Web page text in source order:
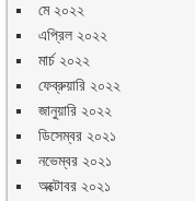
মে ২০২২
এপ্রিল ২০২২
মার্চ ২০২২
ফেব্রুয়ারি ২০২২
জানুয়ারি ২০২২
ডিসেম্বর ২০২১
নভেম্বর ২০২১
অক্টোবর ২০২১